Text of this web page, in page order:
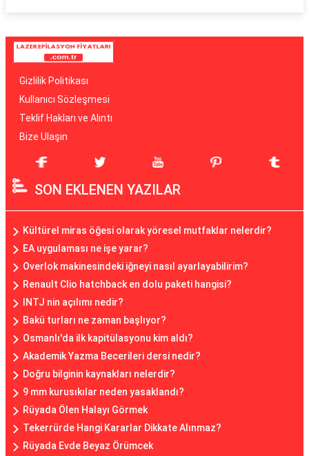
Gizlilik Politikası
Kullanıcı Sözleşmesi
Teklif Hakları ve Alıntı
Bize Ulaşın
SON EKLENEN YAZILAR
Kültürel miras öğesi olarak yöresel mutfaklar nelerdir?
EA uygulaması ne işe yarar?
Overlok makinesindeki iğneyi nasıl ayarlayabilirim?
Renault Clio hatchback en dolu paketi hangisi?
INTJ nin açılımı nedir?
Bakü turları ne zaman başlıyor?
Osmanlı'da ilk kapitülasyonu kim aldı?
Akademik Yazma Becerileri dersi nedir?
Doğru bilginin kaynakları nelerdir?
9 mm kurusıkılar neden yasaklandı?
Rüyada Ölen Halayı Görmek
Tekerrürde Hangi Kararlar Dikkate Alınmaz?
Rüyada Evde Beyaz Örümcek